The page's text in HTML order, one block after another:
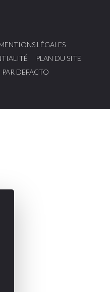
LÉGALES
PLAN DU SITE
DEFACTO